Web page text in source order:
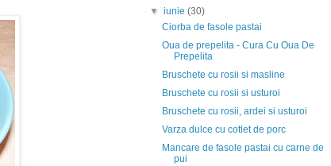
▼iunie(30)
Ciorba de fasole pastai
Oua de prepelita - Cura Cu Oua De
Prepelita
Bruschete cu rosii si masline
Bruschete cu rosii si usturoi
Bruschete cu rosii, ardei si usturoi
Varza dulce cu cotlet de porc
Mancare de fasole pastai cu carne de
pui